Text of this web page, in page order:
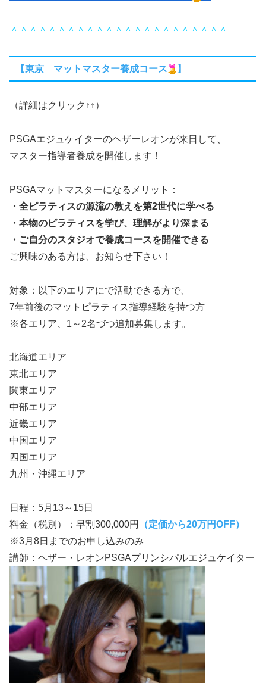
＾＾＾＾＾＾＾＾＾＾＾＾＾＾＾＾＾＾＾＾＾＾＾
【東京 マットマスター養成コース 】
（詳細はクリック↑↑）
PSGAエジュケイターのヘザーレオンが来日して、
マスター指導者養成を開催します！
PSGAマットマスターになるメリット：
・全ピラティスの源流の教えを第2世代に学べる
・本物のピラティスを学び、理解がより深まる
・ご自分のスタジオで養成コースを開催できる
ご興味のある方は、お知らせ下さい！
対象：以下のエリアにで活動できる方で、
7年前後のマットピラティス指導経験を持つ方
※各エリア、1～2名づつ追加募集します。
北海道エリア
東北エリア
関東エリア
中部エリア
近畿エリア
中国エリア
四国エリア
九州・沖縄エリア
日程：5月13～15日
料金（税別）：早割300,000円
（定価から20万円OFF）
※3月8日までのお申し込みのみ
講師：ヘザー・レオンPSGAプリンシパルエジュケイター